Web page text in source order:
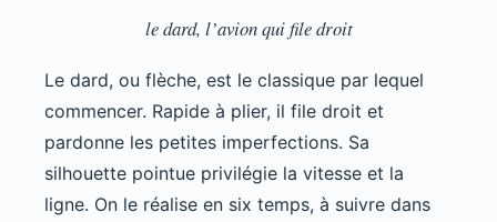
le dard, l’avion qui file droit
Le dard, ou flèche, est le classique par lequel
commencer. Rapide à plier, il file droit et
pardonne les petites imperfections. Sa
silhouette pointue privilégie la vitesse et la
ligne. On le réalise en six temps, à suivre dans